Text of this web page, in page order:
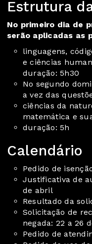
Estrutura
No primeiro dia de
serão aplicadas as
linguagens,
e ciências
duração: 5h30
No segundo
a vez das
ciências da
matemática e
duração: 5h
Calendário
Pedido de
Justificativa de
de abril
Resultado da
Solicitação de
negada: 22 a 26
Pedido de